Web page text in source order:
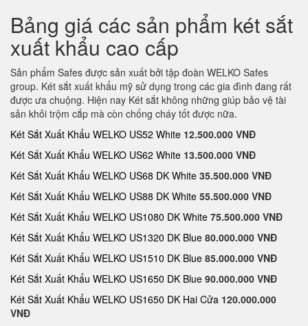
Bảng giá các sản phẩm két sắt
xuất khẩu cao cấp
Sản phẩm Safes được sản xuất bởi tập đoàn WELKO Safes
group. Két sắt xuất khẩu mỹ sử dụng trong các gia đình đang rất
được ưa chuộng. Hiện nay Két sắt không những giúp bảo vệ tài
sản khỏi trộm cắp mà còn chống cháy tốt được nữa.
Két Sắt Xuất Khẩu WELKO US52 White 12.500.000 VNĐ
Két Sắt Xuất Khẩu WELKO US62 White 13.500.000 VNĐ
Két Sắt Xuất Khẩu WELKO US68 DK White 35.500.000 VNĐ
Két Sắt Xuất Khẩu WELKO US88 DK White 55.500.000 VNĐ
Két Sắt Xuất Khẩu WELKO US1080 DK White 75.500.000 VNĐ
Két Sắt Xuất Khẩu WELKO US1320 DK Blue 80.000.000 VNĐ
Két Sắt Xuất Khẩu WELKO US1510 DK Blue 85.000.000 VNĐ
Két Sắt Xuất Khẩu WELKO US1650 DK Blue 90.000.000 VNĐ
Két Sắt Xuất Khẩu WELKO US1650 DK Hai Cửa 120.000.000
VNĐ